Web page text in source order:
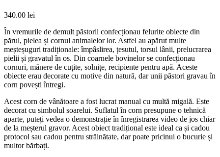
340.00 lei
În vremurile de demult păstorii confecționau felurite obiecte din
părul, pielea și cornul animalelor lor. Astfel au apărut multe
meșteșuguri tradiționale: împâslirea, țesutul, torsul lânii, prelucrarea
pielii și gravatul în os. Din coarnele bovinelor se confecționau
cornuri, mânere de cuțite, solnițe, recipiente pentru apă. Aceste
obiecte erau decorate cu motive din natură, dar unii păstori gravau în
corn povești întregi.
Acest corn de vânătoare a fost lucrat manual cu multă migală. Este
decorat cu simbolul soarelui. Suflatul în corn presupune o tehnică
aparte, puteți vedea o demonstrație în înregistrarea video de jos chiar
de la meșterul gravor. Acest obiect tradițional este ideal ca și cadou
protocol sau cadou pentru străinătate, dar poate pricinui o bucurie și
multor bărbați.